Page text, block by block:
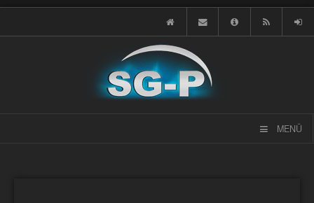
MENÜ